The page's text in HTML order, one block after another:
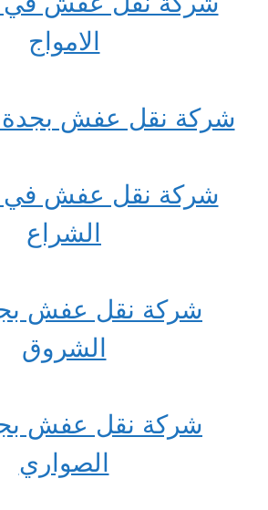
الامواج
شركة نقل عفش بجدة
شركة نقل عفش
الشراع
شركة نقل عفش
الشروق
شركة نقل عفش
الصواري